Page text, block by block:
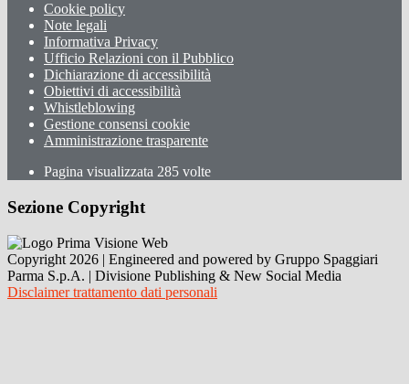
Cookie policy
Note legali
Informativa Privacy
Ufficio Relazioni con il Pubblico
Dichiarazione di accessibilità
Obiettivi di accessibilità
Whistleblowing
Gestione consensi cookie
Amministrazione trasparente
Pagina visualizzata 285 volte
Sezione Copyright
Copyright 2026 | Engineered and powered by Gruppo Spaggiari
Parma S.p.A. | Divisione Publishing & New Social Media
Disclaimer trattamento dati personali